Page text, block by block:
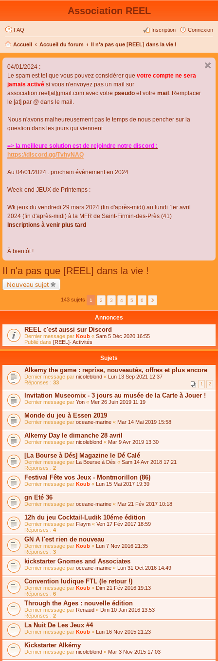
Association REEL
FAQ Connexion
Inscription
Accueil Accueil du forum Il n'a pas que [REEL] dans la vie !
04/01/2024 :
Le spam est tel que vous pouvez considérer que votre compte ne sera
jamais activé si vous n'envoyez pas un mail sur
association.reel[at]gmail.com avec votre pseudo et votre mail . Remplacer
le [at] par @ dans le mail.
Nous n'avons malheureusement pas le temps de nous pencher sur la
question dans les jours qui viennent.
=> la meilleure solution est de rejoindre notre discord :
https://discord.gg/TvhyNAQ
Au 04/01/2024 : prochain évènement en 2024
Week-end JEUX de Printemps :
Wk jeux du vendredi 29 mars 2024 (fin d'après-midi) au lundi 1er avril
2024 (fin d'après-midi) à la MFR de Saint-Firmin-des-Près (41)
Inscriptions à venir plus tard
À bientôt !
Il n'a pas que [REEL] dans la vie !
Nouveau sujet
143 sujets 1 2 3 4 5 6
Annonces
REEL c'est aussi sur Discord
Dernier message par Koub « Sam 5 Déc 2020 16:55
Publié dans [REEL]- Activités
Sujets
Alkemy the game : reprise, nouveautés, offres et plus encore
Dernier message par nicoleblond « Lun 13 Sep 2021 12:37
Réponses : 33 1 2
Invitation Museomix - 3 jours au musée de la Carte à Jouer !
Dernier message par Yon « Mer 26 Juin 2019 11:19
Monde du jeu à Essen 2019
Dernier message par oceane-marine « Mar 14 Mai 2019 15:58
Alkemy Day le dimanche 28 avril
Dernier message par nicoleblond « Mar 9 Avr 2019 13:30
[La Bourse à Dés] Magazine le Dé Calé
Dernier message par La Bourse à Dés « Sam 14 Avr 2018 17:21
Réponses : 2
Festival Fête vos Jeux - Montmorillon (86)
Dernier message par Koub « Lun 15 Mai 2017 19:39
gn Eté 36
Dernier message par oceane-marine « Mar 21 Fév 2017 10:18
12h du jeu Cocktail-Ludik 10éme édition
Dernier message par Flaym « Ven 17 Fév 2017 18:59
Réponses : 4
GN A l'est rien de nouveau
Dernier message par Koub « Lun 7 Nov 2016 21:35
Réponses : 3
kickstarter Gnomes and Associates
Dernier message par oceane-marine « Lun 31 Oct 2016 14:49
Convention ludique FTL (le retour !)
Dernier message par Koub « Dim 21 Fév 2016 19:13
Réponses : 6
Through the Ages : nouvelle édition
Dernier message par Renaud « Dim 10 Jan 2016 13:53
Réponses : 2
La Nuit De Les Jeux #4
Dernier message par Koub « Lun 16 Nov 2015 21:23
Kickstarter Alkémy
Dernier message par nicoleblond « Mar 3 Nov 2015 17:03